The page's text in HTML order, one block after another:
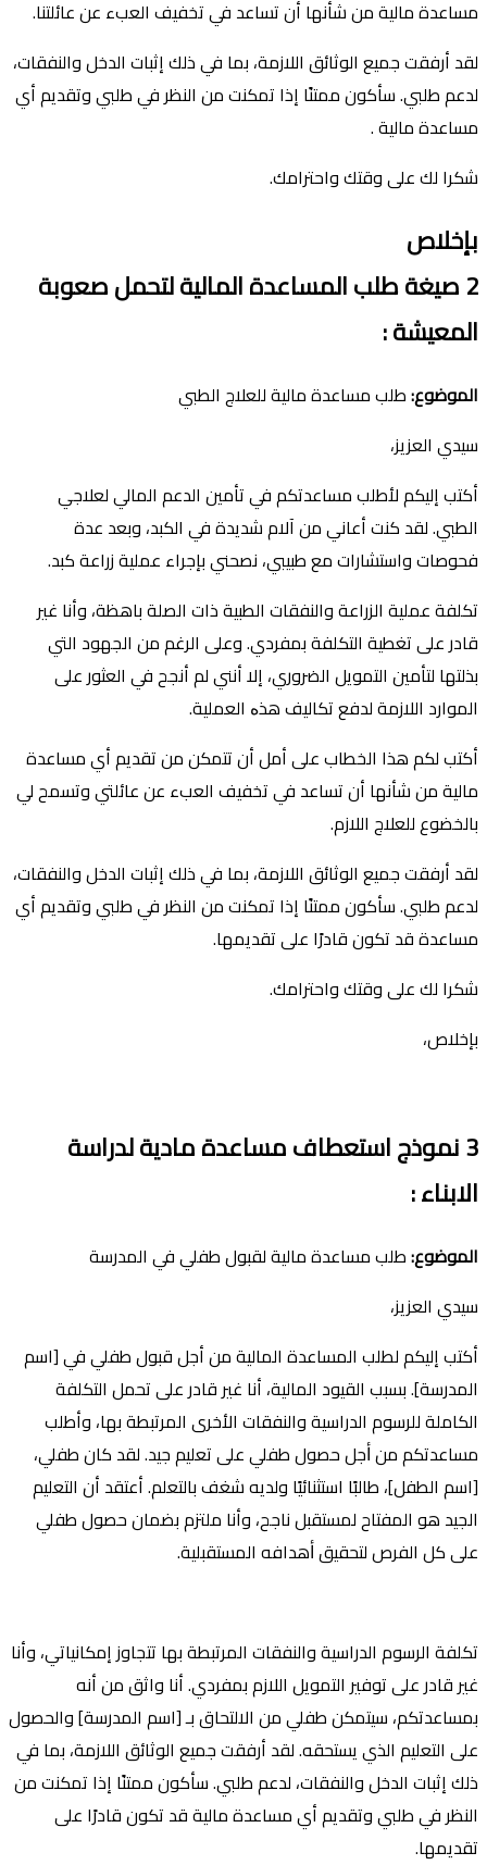
مساعدة مالية من شأنها أن تساعد في تخفيف العبء عن عائلتنا.
لقد أرفقت جميع الوثائق اللازمة، بما في ذلك إثبات الدخل والنفقات،
لدعم طلبي. سأكون ممتنًا إذا تمكنت من النظر في طلبي وتقديم أي
مساعدة مالية .
شكرا لك على وقتك واحترامك.
بإخلاص
2صيغةطلبالمساعدةالمالية لتحمل صعوبة
المعيشة:
الموضوع:طلب مساعدة مالية للعلاج الطبي
سيدي العزيز،
أكتب إليكم لأطلب مساعدتكم في تأمين الدعم المالي لعلاجي
الطبي. لقد كنت أعاني من آلام شديدة في الكبد، وبعد عدة
فحوصات واستشارات مع طبيبي، نصحني بإجراء عملية زراعة كبد.
تكلفة عملية الزراعة والنفقات الطبية ذات الصلة باهظة، وأنا غير
قادر على تغطية التكلفة بمفردي. وعلى الرغم من الجهود التي
بذلتها لتأمين التمويل الضروري، إلا أنني لم أنجح في العثور على
الموارد اللازمة لدفع تكاليف هذە العملية.
أكتب لكم هذا الخطاب على أمل أن تتمكن من تقديم أي مساعدة
مالية من شأنها أن تساعد في تخفيف العبء عن عائلتي وتسمح لي
بالخضوع للعلاج اللازم.
لقد أرفقت جميع الوثائق اللازمة، بما في ذلك إثبات الدخل والنفقات،
لدعم طلبي. سأكون ممتنًا إذا تمكنت من النظر في طلبي وتقديم أي
مساعدة قد تكون قادرًا على تقديمها.
شكرا لك على وقتك واحترامك.
بإخلاص،
3نموذجاستعطافمساعدة ماديةلدراسة
الابناء:
الموضوع:طلب مساعدة مالية لقبول طفلي في المدرسة
سيدي العزيز،
أكتب إليكم لطلب المساعدة المالية من أجل قبول طفلي في [اسم
المدرسة]. بسبب القيود المالية، أنا غير قادر على تحمل التكلفة
الكاملة للرسوم الدراسية والنفقات الأخرى المرتبطة بها، وأطلب
مساعدتكم من ﺃجل حصول طفلي على تعليم جيد. لقد كان طفلي،
[اسم الطفل]، طالبًا استثنائيًا ولديه شغف بالتعلم. أعتقد أن التعليم
الجيد هو المفتاح لمستقبل ناجح، وأنا ملتزم بضمان حصول طفلي
على كل الفرص لتحقيق ﺃهدافه المستقبلية.
تكلفة الرسوم الدراسية والنفقات المرتبطة بها تتجاوز إمكانياتي، وأنا
غير قادر على توفير التمويل اللازم بمفردي. أنا واثق من أنه
بمساعدتكم، سيتمكن طفلي من الالتحاق بـ [اسم المدرسة] والحصول
على التعليم الذي يستحقه. لقد أرفقت جميع الوثائق اللازمة، بما في
ذلك إثبات الدخل والنفقات، لدعم طلبي. سأكون ممتنًا إذا تمكنت من
النظر في طلبي وتقديم أي مساعدة مالية قد تكون قادرًا على
تقديمها.